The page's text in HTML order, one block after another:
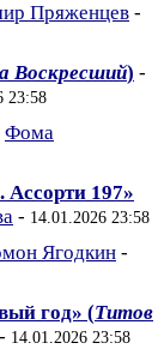
Пряженцев -
Воскресший) -
23:58
Фома
197»
- 14.01.2026 23:58
Ягодкин -
год» (Титов
- 14.01.2026 23:58